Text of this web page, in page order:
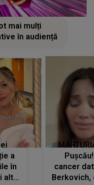
mai mulți
în audiență
a
în
altă
cancer
Berkovich,